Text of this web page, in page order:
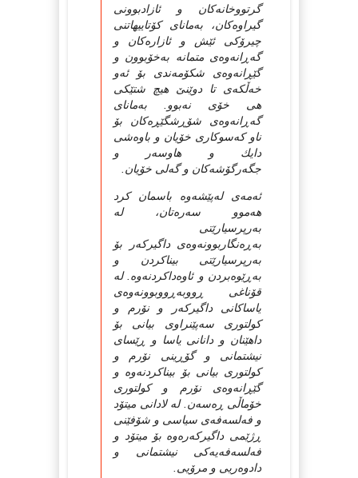
گرتووخانه‌كان و ئازادبوونی
گیراوه‌كان، به‌مانای كۆتاییهاتنی
چیرۆكی ئێش و ئازاره‌كان و
گه‌ڕانه‌وه‌ی متمانه‌ به‌خۆبوون و
گێڕانه‌وه‌ی شكۆمه‌ندی بۆ ئه‌و
خه‌ڵكه‌ی تا دوێنێ هیچ شتێكی
هی خۆی نه‌بوو. به‌مانای
گه‌ڕانه‌وه‌ی شۆڕشگێڕه‌كان بۆ
ناو كه‌سوكاری خۆیان و باوه‌شی
دایك و هاوسه‌ر و
جگه‌رگۆشه‌كان و گه‌لی خۆیان.
ئه‌‌مه‌ی له‌پێشه‌وه باسمان كرد
هه‌موو سه‌ره‌تان، له
به‌رپرسیارێتی
به‌ڕه‌نگاربوونه‌وه‌‌ی داگیركه‌ر بۆ
به‌رپرسیارێتی بیناكردن و
به‌ڕێوه‌بردن و ئاوه‌داكردنه‌وه. له
قۆناغی ڕووبه‌ڕووبوونه‌وه‌ی
یاساكانی داگیركه‌ر و نۆرم و
كولتوری سه‌پێنراوی بیانی بۆ
داهێنان و دانانی یاسا و ڕێسای
نیشتمانی و گۆڕینی نۆرم و
كولتوری بیانی بۆ بیناكردنه‌وه و
گێڕانه‌وه‌ی نۆرم و كولتوری
خۆماڵی ڕه‌سه‌ن. له‌ لادانی میتۆد
و فه‌لسه‌فه‌ی سیاسی و شۆفێنی
ڕژێمی داگیركه‌ره‌وه بۆ میتۆد و
فه‌لسه‌فه‌یه‌كی نیشتمانی و
دادوه‌ریی و مرۆیی.